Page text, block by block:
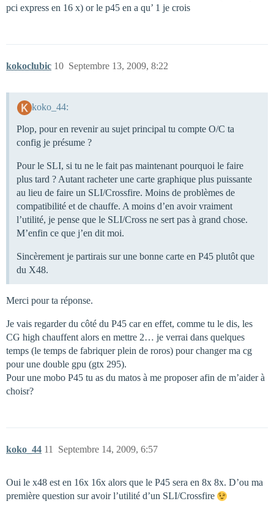
pci express en 16 x) or le p45 en a qu’ 1 je crois
kokoclubic Septembre 13, 2009, 8:22
10
koko_44:
Plop, pour en revenir au sujet principal tu compte O/C ta
config je présume ?
Pour le SLI, si tu ne le fait pas maintenant pourquoi le faire
plus tard ? Autant racheter une carte graphique plus puissante
au lieu de faire un SLI/Crossfire. Moins de problèmes de
compatibilité et de chauffe. A moins d’en avoir vraiment
l’utilité, je pense que le SLI/Cross ne sert pas à grand chose.
M’enfin ce que j’en dit moi.
Sincèrement je partirais sur une bonne carte en P45 plutôt que
du X48.
Merci pour ta réponse.
Je vais regarder du côté du P45 car en effet, comme tu le dis, les
CG high chauffent alors en mettre 2… je verrai dans quelques
temps (le temps de fabriquer plein de roros) pour changer ma cg
pour une double gpu (gtx 295).
Pour une mobo P45 tu as du matos à me proposer afin de m’aider à
choisr?
koko_44 Septembre 14, 2009, 6:57
11
Oui le x48 est en 16x 16x alors que le P45 sera en 8x 8x. D’ou ma
première question sur avoir l’utilité d’un SLI/Crossfire